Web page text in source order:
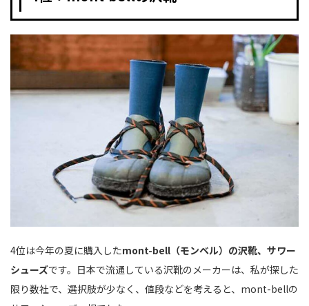
4位は今年の夏に購入したmont-bell（モンベル）の沢靴、サワー
シューズです。日本で流通している沢靴のメーカーは、私が探した
限り数社で、選択肢が少なく、値段などを考えると、mont-bellの